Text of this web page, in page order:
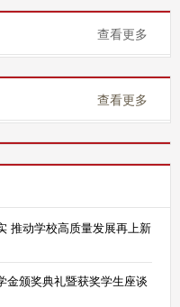
查看更多
查看更多
推动学校高质量发展再上新
金颁奖典礼暨获奖学生座谈